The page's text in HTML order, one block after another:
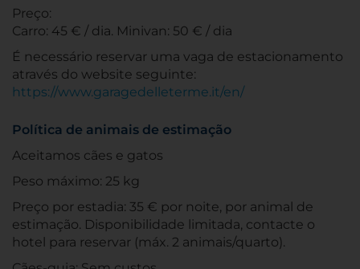
Preço:
Carro: 45 € / dia. Minivan: 50 € / dia
É necessário reservar uma vaga de estacionamento
através do website seguinte:
https://www.garagedelleterme.it/en/
Política de animais de estimação
Aceitamos cães e gatos
Peso máximo: 25 kg
Preço por estadia: 35 € por noite, por animal de
estimação. Disponibilidade limitada, contacte o
hotel para reservar (máx. 2 animais/quarto).